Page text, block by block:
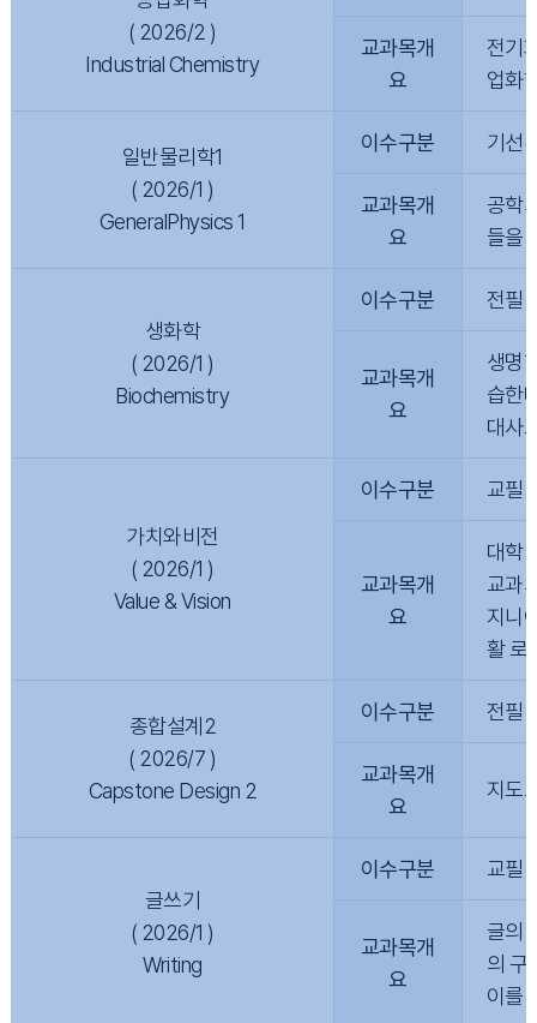
( 2026/2 )
Industrial Chemistry
교과목개
요
전기
업화
일반물리학1
( 2026/1 )
GeneralPhysics 1
이수구분 기선(
교과목개
요
공학
들을
생화학
( 2026/1 )
Biochemistry
이수구분 전필
교과목개
요
생명
습한
대사
가치와비전
( 2026/1 )
Value & Vision
이수구분 교필
교과목개
요
대학
교과
지니
활 로
종합설계2
( 2026/7 )
Capstone Design 2
이수구분 전필
교과목개
요
지도
글쓰기
( 2026/1 )
Writing
이수구분 교필
교과목개
요
글의
의 구
이를